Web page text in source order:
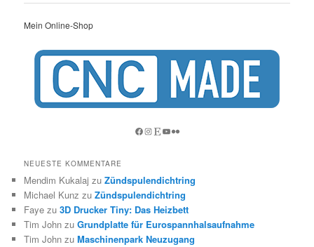
Mein Online-Shop
Facebook
Instagram
EtsyYouTube
Flickr
NEUESTE KOMMENTARE
Mendim Kukalaj zuZündspulendichtring
Michael Kunz zuZündspulendichtring
Faye zu3D Drucker Tiny: Das Heizbett
Tim John zuGrundplatte für Eurospannhalsaufnahme
Tim John zuMaschinenpark Neuzugang